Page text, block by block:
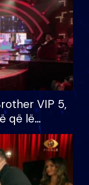
VIP 5,
që lë
për